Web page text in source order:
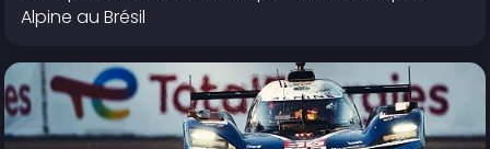
Alpine au Brésil